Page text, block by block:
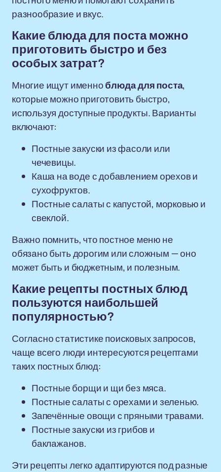
разнообразие и вкус.
Какие блюда для поста можно
приготовить быстро и без
особых затрат?
Многие ищут именноблюда для поста,
которые можно приготовить быстро,
используя доступные продукты. Варианты
включают:
Постные закуски из фасоли или
чечевицы.
Каша на воде с добавлением орехов и
сухофруктов.
Постные салаты с капустой, морковью и
свеклой.
Важно помнить, что постное меню не
обязано быть дорогим или сложным — оно
может быть и бюджетным, и полезным.
Какие рецепты постных блюд
пользуются наибольшей
популярностью?
Согласно статистике поисковых запросов,
чаще всего люди интересуются рецептами
таких постных блюд:
Постные борщи и щи без мяса.
Постные салаты с орехами и зеленью.
Запечённые овощи с пряными травами.
Постные закуски из грибов и
баклажанов.
Эти рецепты легко адаптируются под разные